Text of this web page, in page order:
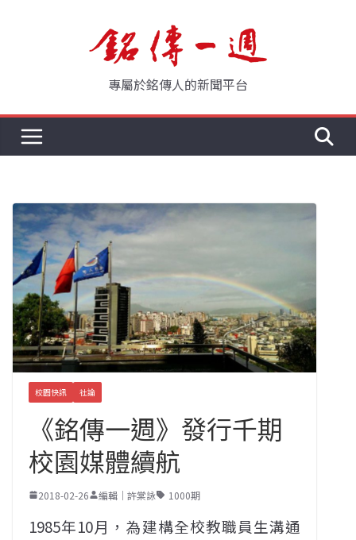
專屬於銘傳人的新聞平台
校園快訊 社論
《銘傳一週》發行千期
校園媒體續航
2018-02-26 編輯｜許棠詠 1000期
1985年10月，為建構全校教職員生溝通